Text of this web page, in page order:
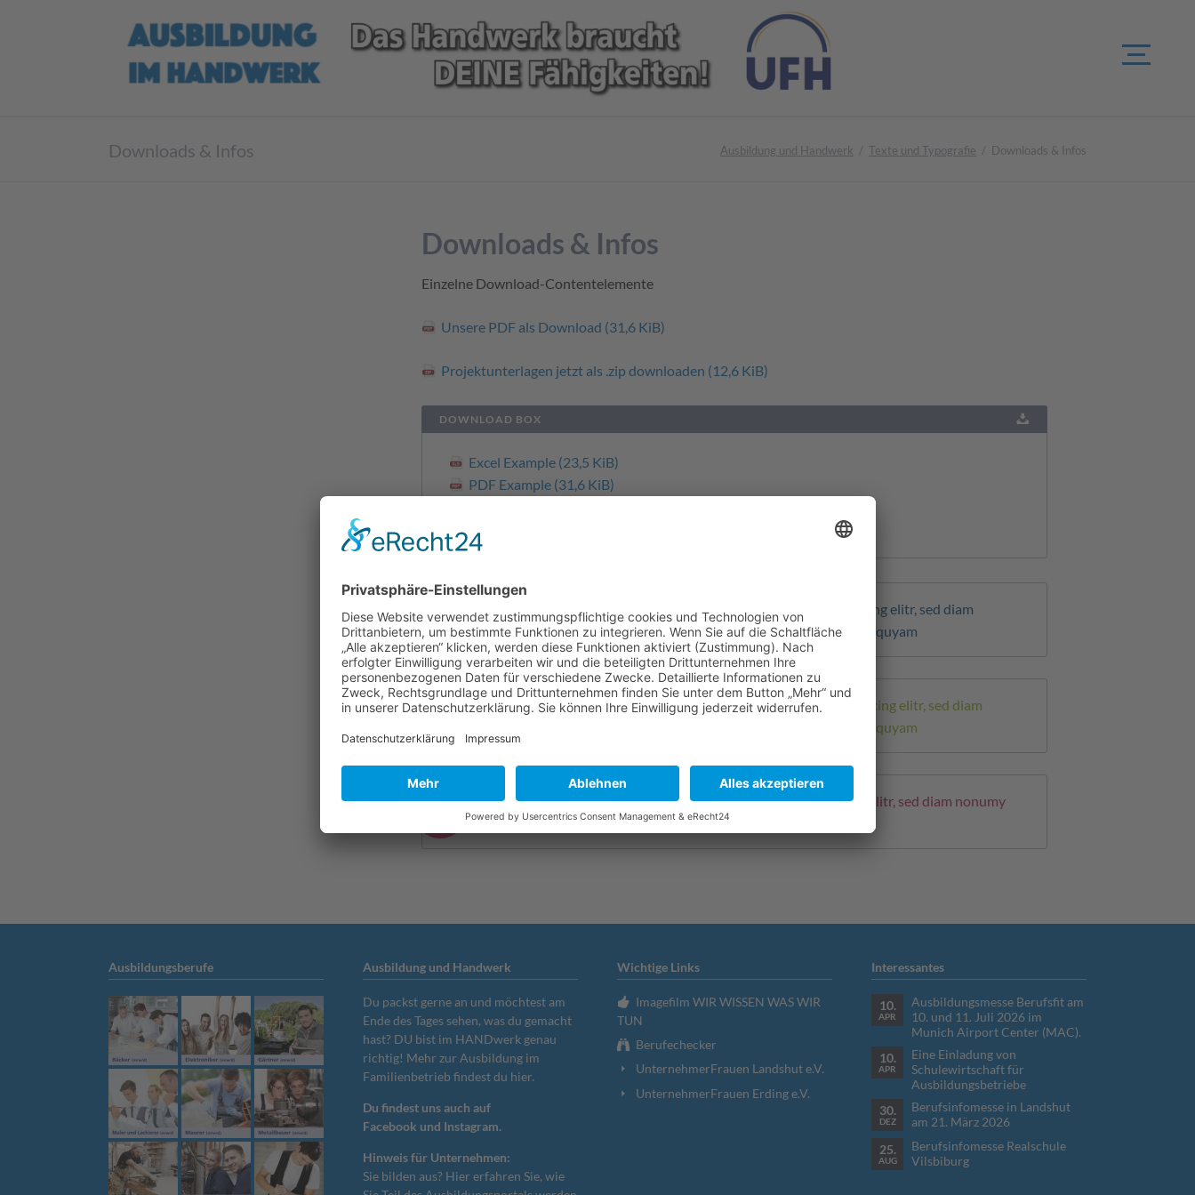
Downloads & Infos Ausbildung und Handwerk Texte und Typografie Downloads & Infos
Downloads & Infos
Einzelne Download-Contentelemente
Unsere PDF als Download (31,6 KiB)
Projektunterlagen jetzt als .zip downloaden (12,6 KiB)
DOWNLOAD BOX
Excel Example (23,5 KiB)
PDF Example (31,6 KiB)
ZIP Example
Information:Lorem ipsum dolor sit amet, consetetur sadipscing elitr, sed diam
nonumy eirmod tempor invidunt ut labore et dolore magna aliquyam
Confirmation:Lorem ipsum dolor sit amet, consetetur sadipscing elitr, sed diam
nonumy eirmod tempor invidunt ut labore et dolore magna aliquyam
Warning:Lorem ipsum dolor sit amet, consetetur sadipscing elitr, sed diam nonumy
eirmod tempor invidunt ut labore et dolore magna aliquyam
Ausbildungsberufe Ausbildung und Handwerk
Du packst gerne an und möchtest am
Ende des Tages sehen, was du gemacht
hast? DU bist im HANDwerk genau
richtig! Mehr zur Ausbildung im
Familienbetrieb findest du hier.
Du findest uns auch auf
Facebook und Instagram.
Hinweis für Unternehmen:
Sie bilden aus? Hier erfahren Sie, wie
Wichtige Links
Imagefilm WIR WISSEN WAS WIR
TUN
Berufechecker
UnternehmerFrauen Landshut e.V.
UnternehmerFrauen Erding e.V.
Interessantes
10.
APR
Ausbildungsmesse Berufsfit am
10. und 11. Juli 2026 im
Munich Airport Center (MAC).
10.
APR
Eine Einladung von
Schulewirtschaft für
Ausbildungsbetriebe
30.
DEZ
Berufsinfomesse in Landshut
am 21. März 2026
25.
AUG
Berufsinfomesse Realschule
Vilsbiburg